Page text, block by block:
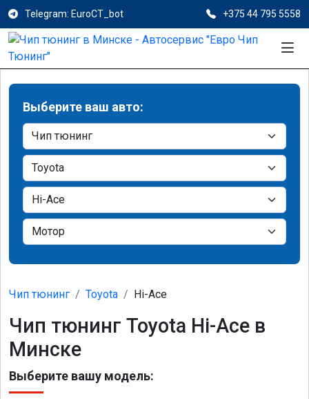
Telegram: EuroCT_bot +375 44 795 5558
Выберите ваш авто:
Чип тюнинг Toyota Hi-Ace
Чип тюнинг Toyota Hi-Ace в
Минске
Выберите вашу модель: